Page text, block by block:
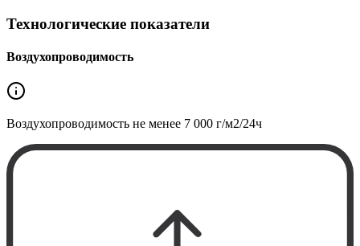
Технологические показатели
Воздухопроводимость
Воздухопроводимость не менее 7 000 г/м2/24ч